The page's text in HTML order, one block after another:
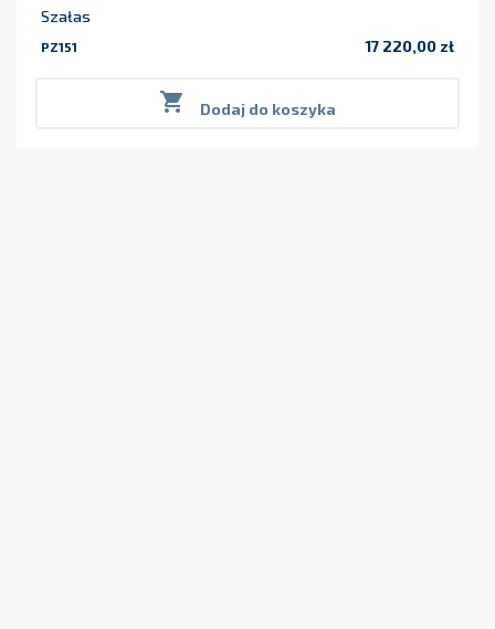
Szałas
PZ151 17 220,00 zł
 Dodaj do koszyka